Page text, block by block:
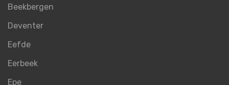
Beekbergen
Deventer
Eefde
Eerbeek
Epe